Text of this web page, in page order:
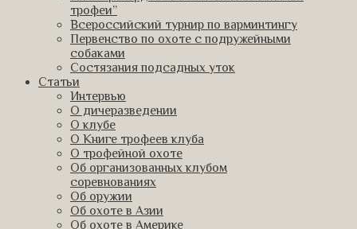
трофеи”
Всероссийский турнир по варминтингу
Первенство по охоте с подружейными
собаками
Состязания подсадных уток
Статьи
Интервью
О дичеразведении
О клубе
О Книге трофеев клуба
О трофейной охоте
Об организованных клубом
соревнованиях
Об оружии
Об охоте в Азии
Об охоте в Америке